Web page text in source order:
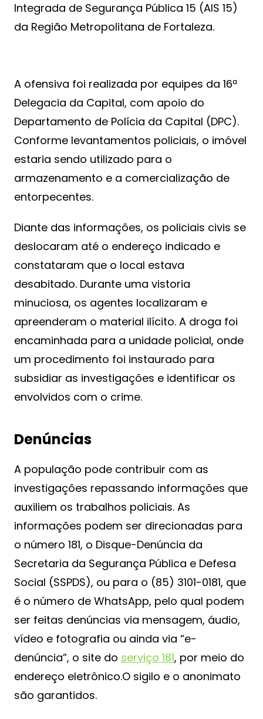
Integrada de Segurança Pública 15 (AIS 15)
da Região Metropolitana de Fortaleza.
A ofensiva foi realizada por equipes da 16ª
Delegacia da Capital, com apoio do
Departamento de Polícia da Capital (DPC).
Conforme levantamentos policiais, o imóvel
estaria sendo utilizado para o
armazenamento e a comercialização de
entorpecentes.
Diante das informações, os policiais civis se
deslocaram até o endereço indicado e
constataram que o local estava
desabitado. Durante uma vistoria
minuciosa, os agentes localizaram e
apreenderam o material ilícito. A droga foi
encaminhada para a unidade policial, onde
um procedimento foi instaurado para
subsidiar as investigações e identificar os
envolvidos com o crime.
Denúncias
A população pode contribuir com as
investigações repassando informações que
auxiliem os trabalhos policiais. As
informações podem ser direcionadas para
o número 181, o Disque-Denúncia da
Secretaria da Segurança Pública e Defesa
Social (SSPDS), ou para o (85) 3101-0181, que
é o número de WhatsApp, pelo qual podem
ser feitas denúncias via mensagem, áudio,
vídeo e fotografia ou ainda via “e-
denúncia”, o site do serviço 181, por meio do
endereço eletrônico.O sigilo e o anonimato
são garantidos.